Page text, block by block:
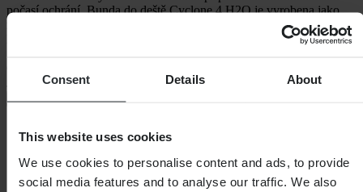
Consent Details About
This website uses cookies
We use cookies to personalise content and ads, to provide
social media features and to analyse our traffic. We also
počasí ochrání. Bunda do deště Cyclone 4 H2O je vyrobena jako
rychlé řešení náhlých lijáků a dodává se ve snadno přístupné tašce.
Jako pojistka proti
+ Zobrazit celý popis
Specifikace
VoděodolnýAno - Laminovaný
Barva
Neonová Žlutá